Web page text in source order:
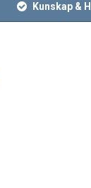
Kunskap &